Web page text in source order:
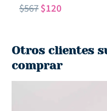
$567El
era:
$567.
$120
es:
$120.
Otros clientes
comprar